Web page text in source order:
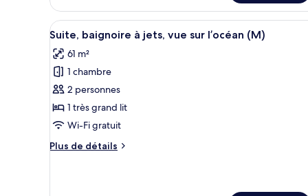
Suite
Junior
(M)
Afficher
toutes
les
photos
pour
ce
type
chambre :
Une chambre d’hôtel avec
4
Suite, baignoire à jets, vue sur l’océan (M)
61 m²
1 chambre
2 personnes
1 très grand lit
Wi-Fi gratuit
Plus de détails
Plus